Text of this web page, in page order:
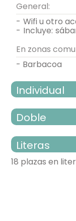
General:
-
wifi u otro
- incluye:
En zonas
- Barbacoa
Individual
Doble
Literas
18 plazas en